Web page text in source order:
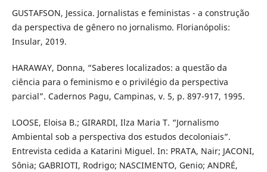
GUSTAFSON, Jessica. Jornalistas e feministas - a construção
da perspectiva de gênero no jornalismo. Florianópolis:
Insular, 2019.
HARAWAY, Donna, “Saberes localizados: a questão da
ciência para o feminismo e o privilégio da perspectiva
parcial”. Cadernos Pagu, Campinas, v. 5, p. 897-917, 1995.
LOOSE, Eloisa B.; GIRARDI, Ilza Maria T. “Jornalismo
Ambiental sob a perspectiva dos estudos decoloniais”.
Entrevista cedida a Katarini Miguel. In: PRATA, Nair; JACONI,
Sônia; GABRIOTI, Rodrigo; NASCIMENTO, Genio; ANDRÉ,